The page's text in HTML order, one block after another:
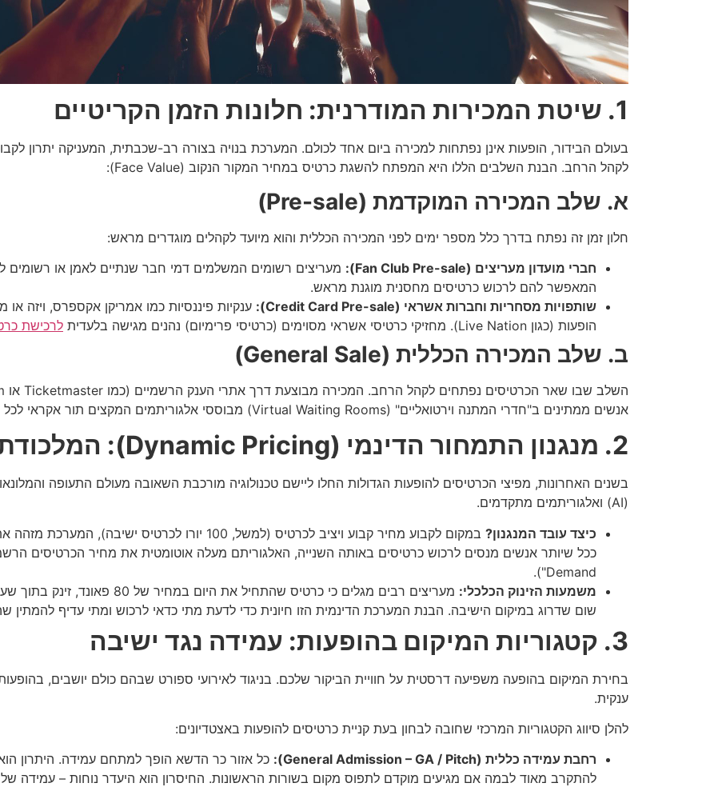
1. שיטת המכירות המודרנית: חלונות הזמן הקריטיים
בעולם הבידור, הופעות אינן נפתחות למכירה ביום אחד לכולם. המערכת בנויה בצורה רב-שכבתית, המעניקה יתרון
לקהל הרחב. הבנת השלבים הללו היא המפתח להשגת כרטיס במחיר המקור הנקוב (Face Value):
א. שלב המכירה המוקדמת (Pre-sale)
חלון זמן זה נפתח בדרך כלל מספר ימים לפני המכירה הכללית והוא מיועד לקהלים מוגדרים מראש:
חברי מועדון מעריצים (Fan Club Pre-sale):
מעריצים רשומים המשלמים דמי חבר שנתיים לאמן או רשומים
המאפשר להם לרכוש כרטיסים מחסנית מוגנת מראש.
שותפויות מסחריות וחברות אשראי (Credit Card Pre-sale):
ענקיות פיננסיות כמו אמריקן אקספרס, ויזה
הופעות (כגון Live Nation). מחזיקי כרטיסי אשראי מסוימים (כרטיסי פרימיום) נהנים מגישה בלעדית
לרכישת
ב. שלב המכירה הכללית (General Sale)
אנשים ממתינים ב"חדרי המתנה וירטואליים" (Virtual Waiting Rooms) מבוססי אלגוריתמים המקצים תור אקראי לכל משתמש.
2. מנגנון התמחור הדינמי (Dynamic Pricing): המלכודת הכלכלית
בשנים האחרונות, מפיצי הכרטיסים להופעות הגדולות החלו ליישם טכנולוגיה מורכבת השאובה מעולם התעופה
(AI) ואלגוריתמים מתקדמים.
כיצד עובד המנגנון?
במקום לקבוע מחיר קבוע ויציב לכרטיס (למשל, 100 יורו
Demand").
משמעות הזינוק הכלכלי:
שום שדרוג במיקום הישיבה. הבנת המערכת הדינמית הזו חיונית כדי לדעת מתי כדאי לרכוש ומתי עדיף להמתין
3. קטגוריות המיקום בהופעות: עמידה נגד ישיבה
בחירת המיקום בהופעה משפיעה דרסטית על חוויית הביקור שלכם. בניגוד לאירועי ספורט שבהם כולם יושבים,
ענקית.
להלן סיווג הקטגוריות המרכזי שחובה לבחון בעת קניית כרטיסים להופעות באצטדיונים:
רחבת עמידה כללית (General Admission – GA / Pitch):
כל אזור כר הדשא הופך למתחם עמידה. היתרון
להתקרב מאוד לבמה אם מגיעים מוקדם לתפוס מקום בשורות הראשונות. החיסרון הוא היעדר נוחות – עמידה של